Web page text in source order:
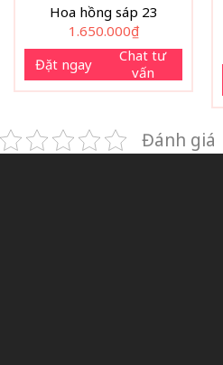
Hoa hồng sáp 23
1.650.000₫
Đặt ngay
Chat tư
vấn
Đánh giá